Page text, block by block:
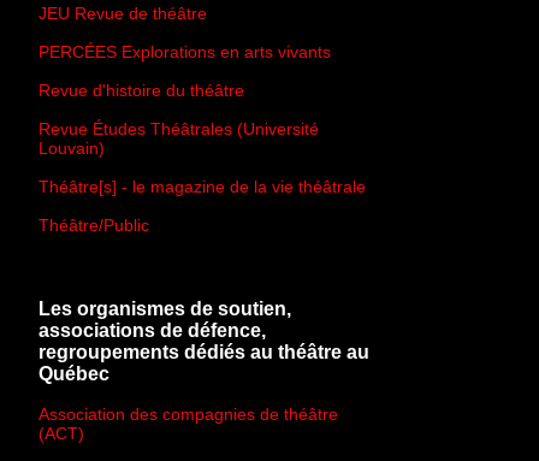
JEU Revue de théâtre
PERCÉES Explorations en arts vivants
Revue d'histoire du théâtre
Revue Études Théâtrales (Université
Louvain)
Théâtre[s] - le magazine de la vie théâtrale
Théâtre/Public
Les organismes de soutien,
associations de défence,
regroupements dédiés au théâtre au
Québec
Association des compagnies de théâtre
(ACT)